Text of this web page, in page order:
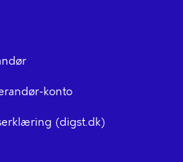
konto
(digst.dk)